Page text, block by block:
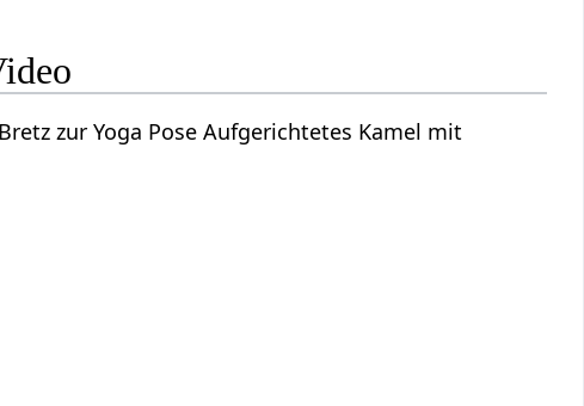
zur Yoga Pose Aufgerichtetes Kamel mit